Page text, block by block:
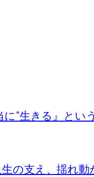
”生きる』とい
の支え、揺れ